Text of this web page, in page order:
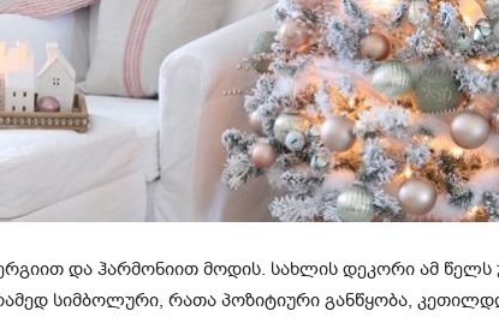
და ჰარმონიით მოდის. სახლის დეკორი ამ წელს
სიმბოლური, რათა პოზიტიური განწყობა,